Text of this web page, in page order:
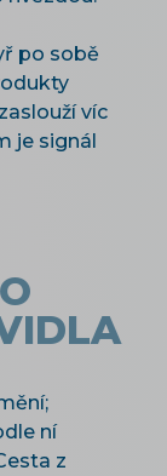
po sobě
víc
je signál
ní
z